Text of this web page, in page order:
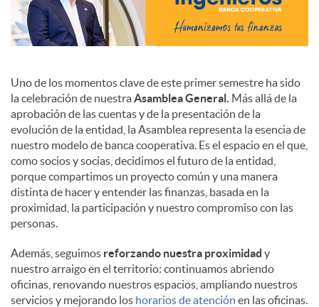
Uno de los momentos clave de este primer semestre ha sido
la celebración de nuestra Asamblea General. Más allá de la
aprobación de las cuentas y de la presentación de la
evolución de la entidad, la Asamblea representa la esencia de
nuestro modelo de banca cooperativa. Es el espacio en el que,
como socios y socias, decidimos el futuro de la entidad,
porque compartimos un proyecto común y una manera
distinta de hacer y entender las finanzas, basada en la
proximidad, la participación y nuestro compromiso con las
personas.
Además, seguimos reforzando nuestra proximidad y
nuestro arraigo en el territorio: continuamos abriendo
oficinas, renovando nuestros espacios, ampliando nuestros
servicios y mejorando los horarios de atención en las oficinas.